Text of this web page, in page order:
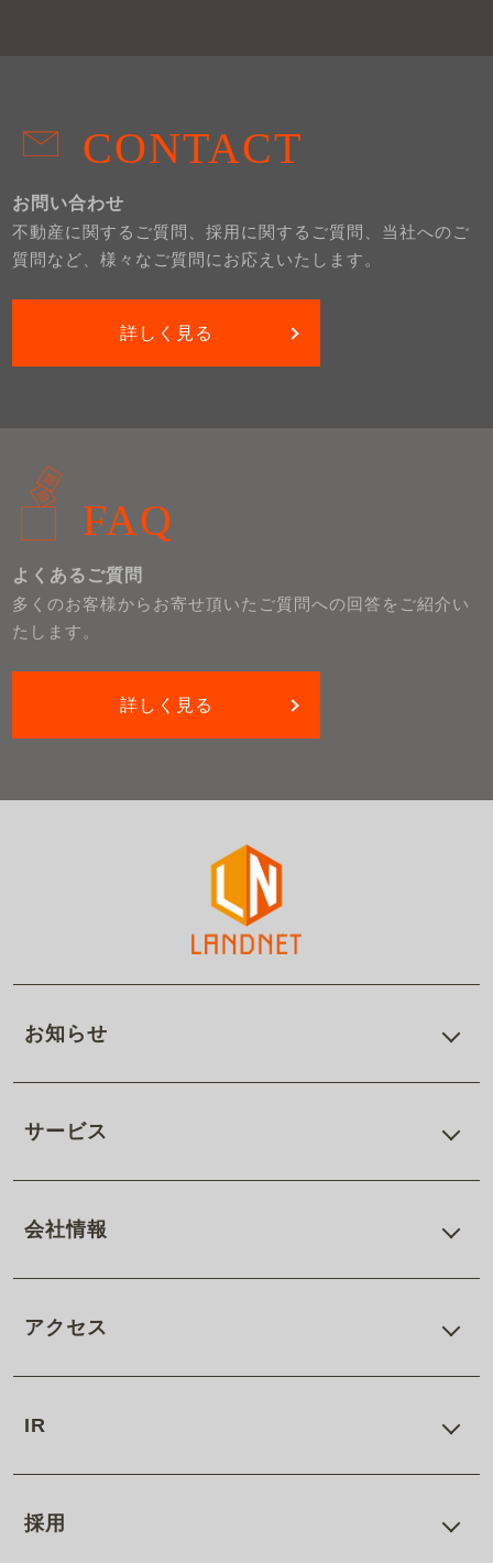
CONTACT
お問い合わせ
不動産に関するご質問、採用に関するご質問、当社へのご
質問など、様々なご質問にお応えいたします。
詳しく見る
FAQ
よくあるご質問
多くのお客様からお寄せ頂いたご質問への回答をご紹介い
たします。
詳しく見る
お知らせ
サービス
会社情報
アクセス
IR
採用